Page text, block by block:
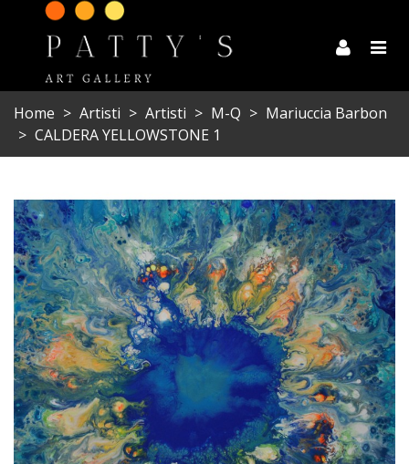
Home > Artisti > Artisti > M-Q > Mariuccia Barbon
> CALDERA YELLOWSTONE 1